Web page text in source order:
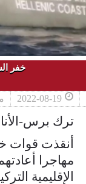
خفر السواحل
2022-08-19
ترك برس-
مهاجرا
الإقليمية